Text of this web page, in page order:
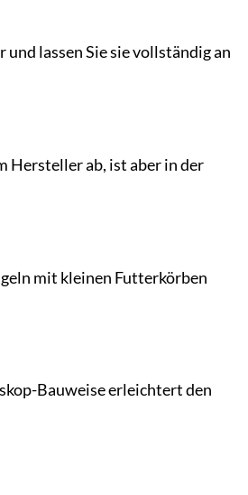
lassen Sie sie vollständig an
Hersteller ab, ist aber in der
mit kleinen Futterkörben
Bauweise erleichtert den